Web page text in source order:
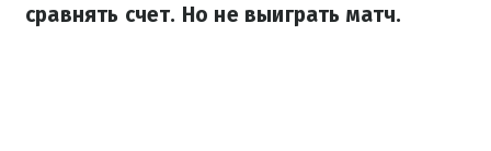
сравнять счет. Но не выиграть матч.